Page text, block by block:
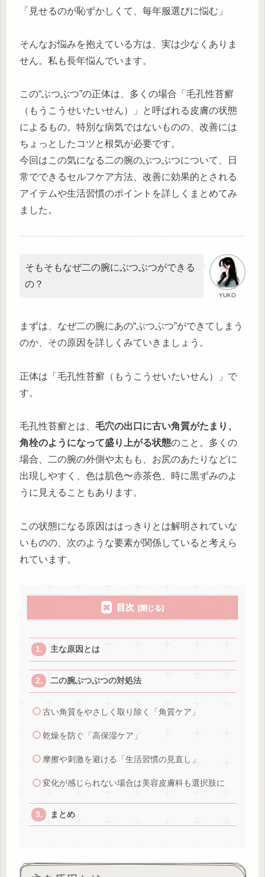
「見せるのが恥ずかしくて、毎年服選びに悩む」
そんなお悩みを抱えている方は、実は少なくありま
せん。私も長年悩んでいます。
この“ぶつぶつ”の正体は、多くの場合「毛孔性苔癬
（もうこうせいたいせん）」と呼ばれる皮膚の状態
によるもの。特別な病気ではないものの、改善には
ちょっとしたコツと根気が必要です。
今回はこの気になる二の腕のぶつぶつについて、日
常でできるセルフケア方法、改善に効果的とされる
アイテムや生活習慣のポイントを詳しくまとめてみ
ました。
YUKO
そもそもなぜ二の腕にぶつぶつができる
の？
まずは、なぜ二の腕にあの“ぶつぶつ”ができてしまう
のか、その原因を詳しくみていきましょう。
正体は「毛孔性苔癬（もうこうせいたいせん）」で
す。
毛孔性苔癬とは、 毛穴の出口に古い角質がたまり、
角栓のようになって盛り上がる状態のこと。多くの
場合、二の腕の外側や太もも、お尻のあたりなどに
出現しやすく、色は肌色〜赤茶色、時に黒ずみのよ
うに見えることもあります。
この状態になる原因ははっきりとは解明されていな
いものの、次のような要素が関係していると考えら
れています。
目次
主な原因とは
二の腕ぶつぶつの対処法
古い角質をやさしく取り除く「角質ケア」
乾燥を防ぐ「高保湿ケア」
摩擦や刺激を避ける「生活習慣の見直し」
変化が感じられない場合は美容皮膚科も選択肢に
まとめ